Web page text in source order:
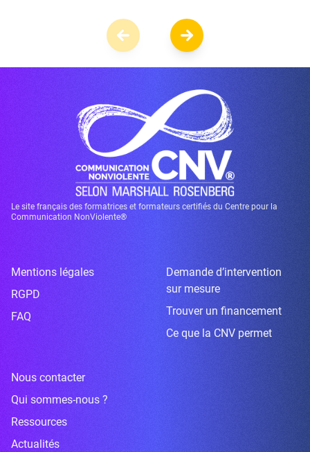
Le site français des formatrices et formateurs certifiés du Centre pour la
Communication NonViolente®
Mentions légales
RGPD
FAQ
Demande d’intervention
sur mesure
Trouver un financement
Ce que la CNV permet
Nous contacter
Qui sommes-nous ?
Ressources
Actualités